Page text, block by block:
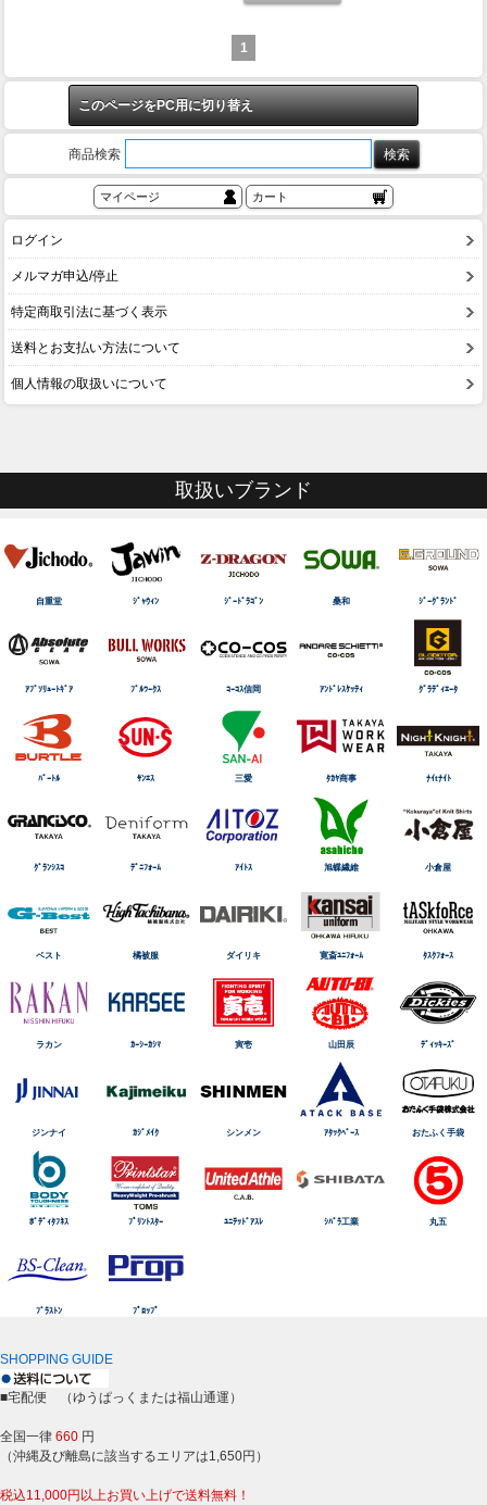
1
このページをPC用に切り替え
商品検索
マイページ カート
ログイン
メルマガ申込/停止
特定商取引法に基づく表示
送料とお支払い方法について
個人情報の取扱いについて
取扱いブランド
自重堂 ｼﾞｬｳｨﾝ ｼﾞｰﾄﾞﾗｺﾞﾝ 桑和 ｼﾞｰｸﾞﾗﾝﾄﾞ
ｱﾌﾞｿﾘｭｰﾄｷﾞｱ ﾌﾞﾙﾜｰｸｽ ｺｰｺｽ信岡 ｱﾝﾄﾞﾚｽｹｯﾃｨ ｸﾞﾗﾃﾞｨｴｰﾀ
ﾊﾞｰﾄﾙ ｻﾝｴｽ 三愛 ﾀｶﾔ商事 ﾅｲtﾅｲﾄ
ｸﾞﾗﾝｼｽｺ ﾃﾞﾆﾌｫｰﾑ ｱｲﾄｽ 旭蝶繊維 小倉屋
ベスト 橘被服 ダイリキ 寛斎ﾕﾆﾌｫｰﾑ ﾀｽｸﾌｫｰｽ
ラカン ｶｰｼｰｶｼﾏ 寅壱 山田辰 ﾃﾞｨｯｷｰｽﾞ
ジンナイ ｶｼﾞﾒｲｸ シンメン ｱﾀｯｸﾍﾞｰｽ おたふく手袋
ﾎﾞﾃﾞｨﾀﾌﾈｽ ﾌﾟﾘﾝﾄｽﾀｰ ﾕﾆﾃｯﾄﾞｱｽﾚ ｼﾊﾞﾗ工業 丸五
ﾌﾞﾗｽﾄﾝ ﾌﾟﾛｯﾌﾟ
SHOPPING GUIDE
■宅配便 （ゆうぱっくまたは福山通運）
全国一律 660 円
（沖縄及び離島に該当するエリアは1,650円）
税込11,000円以上お買い上げで送料無料！